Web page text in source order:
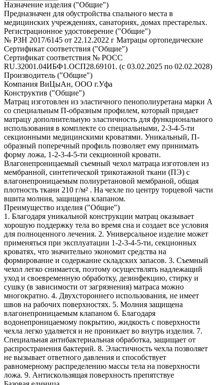
Назначение изделия ("Общие")
Предназначен для обустройства спального места в
медицинских учреждениях, санаториях, домах престарелых.
Регистрационное удостоверение ("Общие")
№ РЗН 2017/6145 от 22.12.2022 г Матрацы ортопедические
Сертификат соответствия ("Общие")
Сертификат соответствия № РОСС
RU.32001.04ИБФ1.ОСП28.69101. (с 03.02.2025 по 02.02.2028)
Производитель ("Общие")
Компания ВиЦыАн, ООО г.Уфа
Конструктив ("Общие")
Матрац изготовлен из эластичного пенополиуретана марки А
со специальным П-образным профилем, который придает
матрацу дополнительную эластичность для функционального
использования в комплекте со специальными, 2-3-4-5-ти
секционными медицинскими кроватями. Уникальный, П-
образный поперечный профиль позволяет ему принимать
форму ложа, 1-2-3-4-5-ти секционной кровати.
Влагонепроницаемый съемный чехол матраца изготовлен из
мембранной, синтетической трикотажной ткани (ПЭ) с
влагонепроницаемым полиуретановой мембраной, общая
плотность ткани 210 г/м² . На чехле по центру торцевой части
вшита молния, защищена клапаном.
Преимущество изделия ("Общие")
1. Благодаря уникальной конструкции матрац оказывает
хорошую поддержку тела во время сна и создает все условия
для полноценного лечения. 2. Универсальное изделие может
применяться при эксплуатации 1-2-3-4-5-ти, секционных
кроватях, что значительно экономит средства на
формирование и содержание складских запасов. 3. Съемный
чехол легко снимается, поэтому осуществлять надлежащий
уход и своевременную обработку, дезинфекцию, стирку и
сушку (в зависимости от загрязнения) матраса можно
многократно. 4. Двухстороннего использования, не имеет
швов на рабочих поверхностях. 5. Молния защищена
влагонепроницаемым клапаном 6. Благодаря
водонепроницаемому покрытию, жидкость с поверхности
чехла легко удаляется и не проникает во внутрь изделия. 7.
Специальная антибактериальная обработка, защищает от
распространения бактерий. 8. Эластичность чехла позволяет
не вызывает ответного давления и способствует
равномерному распределению массы тела на поверхности
ложа. 9. Антискользящая поверхность препятствуе